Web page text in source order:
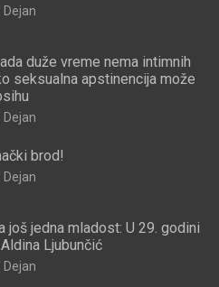
Dejan
duže vreme nema intimnih
seksualna apstinencija može
Dejan
brod!
Dejan
još jedna mladost: U 29. godini
Ljubunčić
Dejan